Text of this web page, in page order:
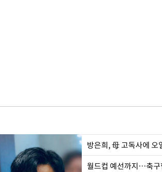
방은희, 母 고독사에
월드컵 예선까지…축구